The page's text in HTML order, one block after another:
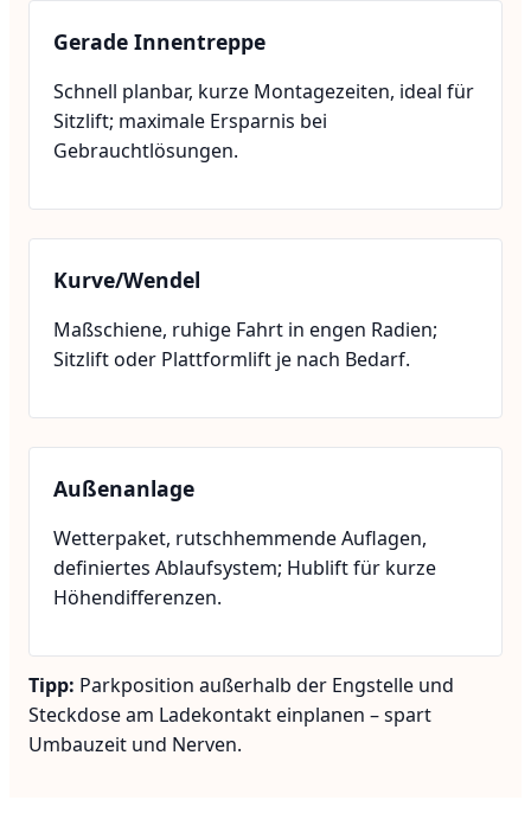
Gerade Innentreppe
Schnell planbar, kurze Montagezeiten, ideal für
Sitzlift; maximale Ersparnis bei
Gebrauchtlösungen.
Kurve/Wendel
Maßschiene, ruhige Fahrt in engen Radien;
Sitzlift oder Plattformlift je nach Bedarf.
Außenanlage
Wetterpaket, rutschhemmende Auflagen,
definiertes Ablaufsystem; Hublift für kurze
Höhendifferenzen.
Tipp: Parkposition außerhalb der Engstelle und
Steckdose am Ladekontakt einplanen – spart
Umbauzeit und Nerven.